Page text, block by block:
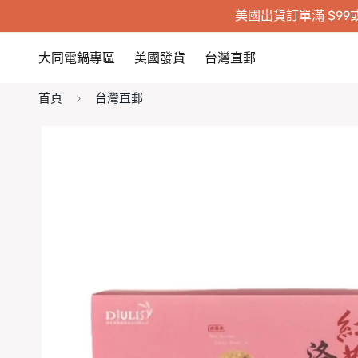
美國出貨訂單滿 $99
大同電鍋專區 美國發貨 台灣直郵
首頁 台灣直郵